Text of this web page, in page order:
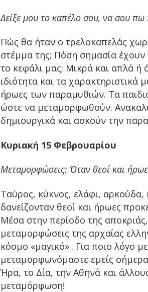
Δείξε μου το καπέλο σου, να σου πω
Πώς θα ήταν ο τρελοκαπελάς
στέμμα της; Πόση σημασία
το κεφάλι μας; Μικρά και απλά ή
ιδιότητα και τα
ήρωες των παραμυθιών. Τα
ώστε να μεταμορφωθούν.
δημιουργικά και ασκούν την
Κυριακή 15 Φεβρουαρίου
Μεταμορφώσεις: Όταν θεοί και
Ταύρος, κύκνος, ελάφι, αρκούδα,
δανείζονταν θεοί και ήρωες
Μέσα στην περίοδο της
μεταμορφώσεις της αρχαίας
κόσμο «μαγικό».. Για ποιο λόγο
μεταμορφωνόμαστε εμείς
Ήρα, το Δία, την Αθηνά και
μεταμόρφωση!